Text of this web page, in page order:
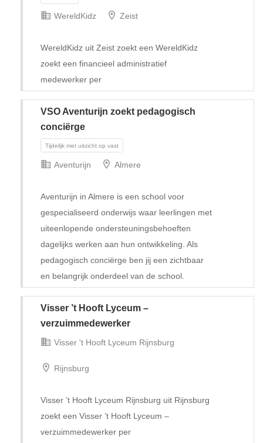
Tijdelijk
WereldKidz Zeist
WereldKidz uit Zeist zoekt een WereldKidz
zoekt een financieel administratief
medewerker per
VSO Aventurijn zoekt pedagogisch
conciërge
Tijdelijk met uitzicht op vast
Aventurijn Almere
Aventurijn in Almere is een school voor
gespecialiseerd onderwijs waar leerlingen met
uiteenlopende ondersteuningsbehoeften
dagelijks werken aan hun ontwikkeling. Als
pedagogisch conciërge ben jij een zichtbaar
en belangrijk onderdeel van de school.
Visser ’t Hooft Lyceum –
verzuimmedewerker
Visser 't Hooft Lyceum Rijnsburg
Rijnsburg
Visser ’t Hooft Lyceum Rijnsburg uit Rijnsburg
zoekt een Visser ’t Hooft Lyceum –
verzuimmedewerker per